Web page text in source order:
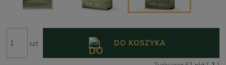
szt DO KOSZYKA